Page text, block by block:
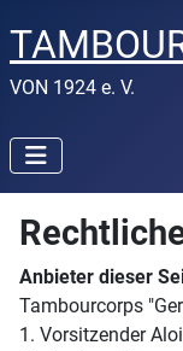
VON 1924 e. V.
Anbieter dieser
Tambourcorps
1. Vorsitzender